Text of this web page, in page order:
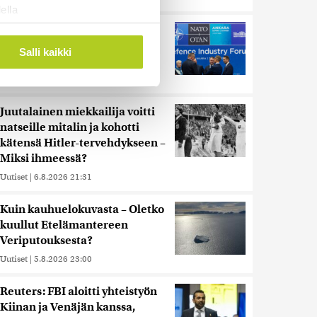
. Voit muuttaa
alan
tietoja muihin tietoihin, joita
siirtää ulkomaille.
Salli kaikki
vuosikymmenen jäljessä
Juutalainen miekkailija voitti
natseille mitalin ja kohotti
kätensä Hitler-tervehdykseen –
Miksi ihmeessä?
Uutiset | 6.8.2026 21:31
Kuin kauhuelokuvasta – Oletko
kuullut Etelämantereen
Veriputouksesta?
Uutiset | 5.8.2026 23:00
Reuters: FBI aloitti yhteistyön
Kiinan ja Venäjän kanssa,